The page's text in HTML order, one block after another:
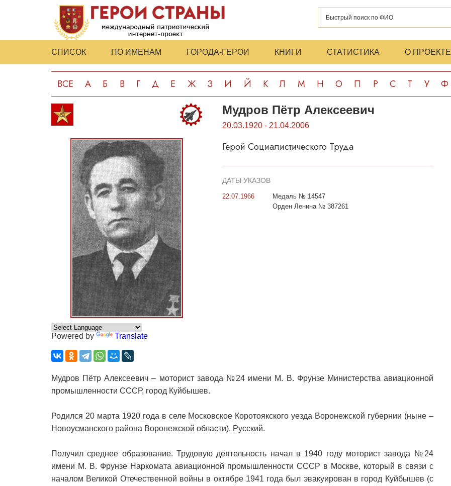
СПИСОК ПО ИМЕНАМ ГОРОДА-ГЕРОИ КНИГИ СТАТИСТИКА О ПРОЕКТЕ
ВСЕ А Б В Г Д Е Ж З И Й К Л М Н О П Р С Т У Ф
Powered by Translate
Мудров Пётр Алексеевич
20.03.1920 - 21.04.2006
Герой Социалистического Труда
ДАТЫ УКАЗОВ
22.07.1966
Медаль № 14547
Орден Ленина № 387261
Мудров Пётр Алексеевич – моторист завода №24 имени М. В. Фрунзе Министерства авиационной
промышленности СССР, город Куйбышев.
Родился 20 марта 1920 года в селе Московское Коротоякского уезда Воронежской губернии (ныне –
Новоусманского района Воронежской области). Русский.
Получил среднее образование. Трудовую деятельность начал в 1940 году моторист завода №24
имени М. В. Фрунзе Наркомата авиационной промышленности СССР в Москве, который в связи с
началом Великой Отечественной войны в октябре 1941 года был эвакуирован в город Куйбышев (с